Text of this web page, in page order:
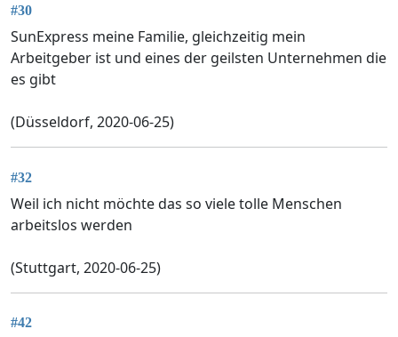
#30
SunExpress meine Familie, gleichzeitig mein
Arbeitgeber ist und eines der geilsten Unternehmen die
es gibt
(Düsseldorf, 2020-06-25)
#32
Weil ich nicht möchte das so viele tolle Menschen
arbeitslos werden
(Stuttgart, 2020-06-25)
#42